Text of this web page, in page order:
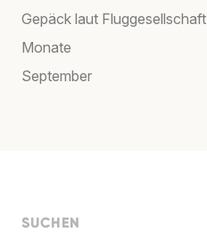
Gepäck laut Fluggesellschaft
Monate
September
SUCHEN